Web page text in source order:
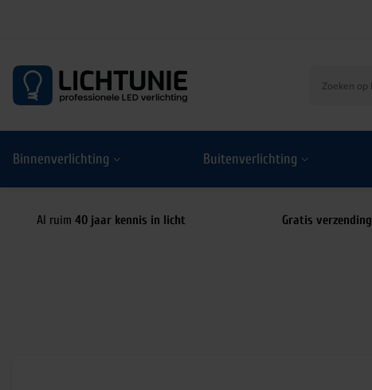
Binnenverlichting Buitenverlichting
Al ruim 40 jaar kennis in licht Gratis verzending